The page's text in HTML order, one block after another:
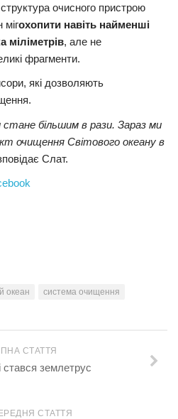
очисного пристрою
охопити навіть найменші
міліметрів, але не
фрагменти.
які дозволяють
стане більшим в рази. Зараз ми
очищення Світового океану в
Слат.
океан система очищення
СТАТТЯ
стався землетрус
СТАТТЯ